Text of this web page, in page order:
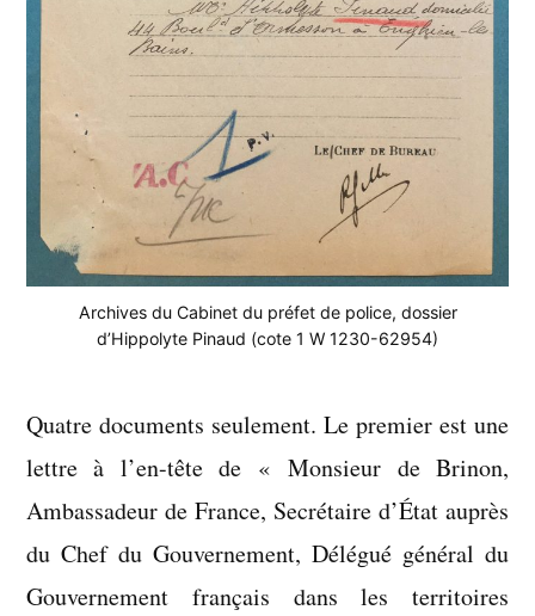
Archives du Cabinet du préfet de police, dossier
d’Hippolyte Pinaud (cote 1 W 1230-62954)
Quatre documents seulement. Le premier est une
lettre à l’en-tête de « Monsieur de Brinon,
Ambassadeur de France, Secrétaire d’État auprès
du Chef du Gouvernement, Délégué général du
Gouvernement français dans les territoires